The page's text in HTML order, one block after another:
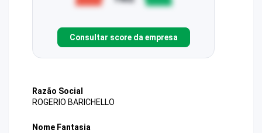
Consultar score da empresa
Razão Social
ROGERIO BARICHELLO
Nome Fantasia